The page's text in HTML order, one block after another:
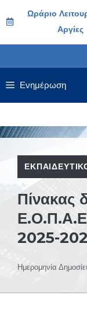
σε
Ωράριο
Αργίες
Ενημέρωση
Πίνακας
Ε.Ο.Π.Α.Ε.
2025-
Ημερομηνία